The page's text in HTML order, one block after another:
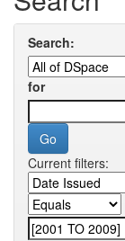
Search:
for
Current filters: